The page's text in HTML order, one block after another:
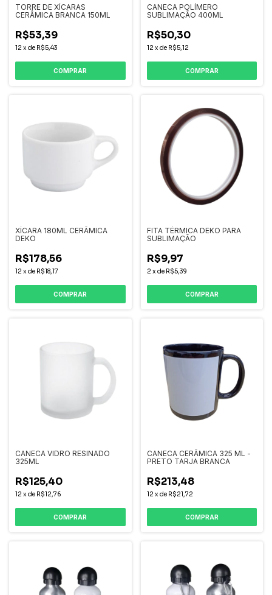
TORRE DE XÍCARAS
CERÂMICA BRANCA 150ML
R$53,39
12 xde R$5,43
COMPRAR
CANECA POLÍMERO
SUBLIMAÇÃO 400ML
R$50,30
12 xde R$5,12
COMPRAR
XÍCARA 180ML CERÂMICA
DEKO
R$178,56
12 x de R$18,17
COMPRAR
FITA TÉRMICA DEKO PARA
SUBLIMAÇÃO
R$9,97
2 x de R$5,39
COMPRAR
CANECA VIDRO RESINADO
325ML
R$125,40
12 xde R$12,76
COMPRAR
CANECA CERÂMICA 325 ML -
PRETO TARJA BRANCA
R$213,48
12 xde R$21,72
COMPRAR